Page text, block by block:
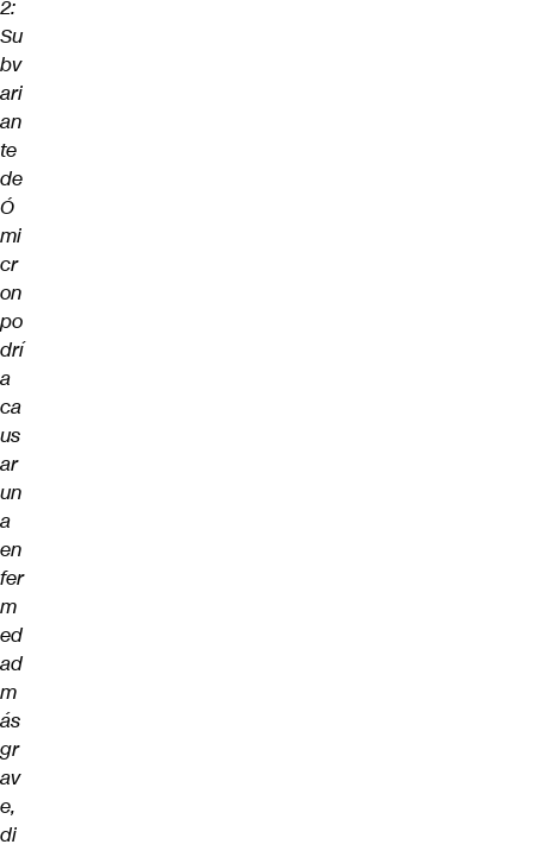
2:
Su
bv
ari
an
te
de
Ó
mi
cr
on
po
drí
a
ca
us
ar
un
a
en
fer
m
ed
ad
m
ás
gr
av
e,
di